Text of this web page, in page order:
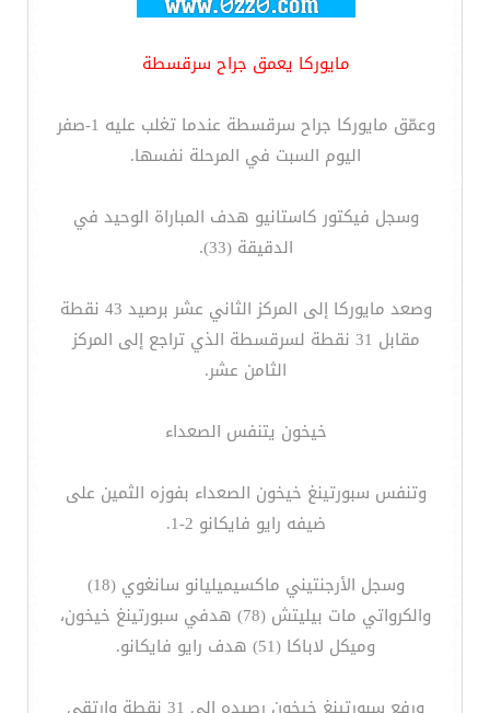
مايوركا يعمق جراح سرقسطة
وعمّق مايوركا جراح سرقسطة عندما تغلب عليه 1-صفر
اليوم السبت في المرحلة نفسها.
وسجل فيكتور كاستانيو هدف المباراة الوحيد في
الدقيقة (33).
وصعد مايوركا إلى المركز الثاني عشر برصيد 43 نقطة
مقابل 31 نقطة لسرقسطة الذي تراجع إلى المركز
الثامن عشر.
خيخون يتنفس الصعداء
وتنفس سبورتينغ خيخون الصعداء بفوزه الثمين على
ضيفه رايو فايكانو 2-1.
وسجل الأرجنتيني ماكسيميليانو سانغوي (18)
والكرواتي مات بيليتش (78) هدفي سبورتينغ خيخون،
وميكل لاباكا (51) هدف رايو فايكانو.